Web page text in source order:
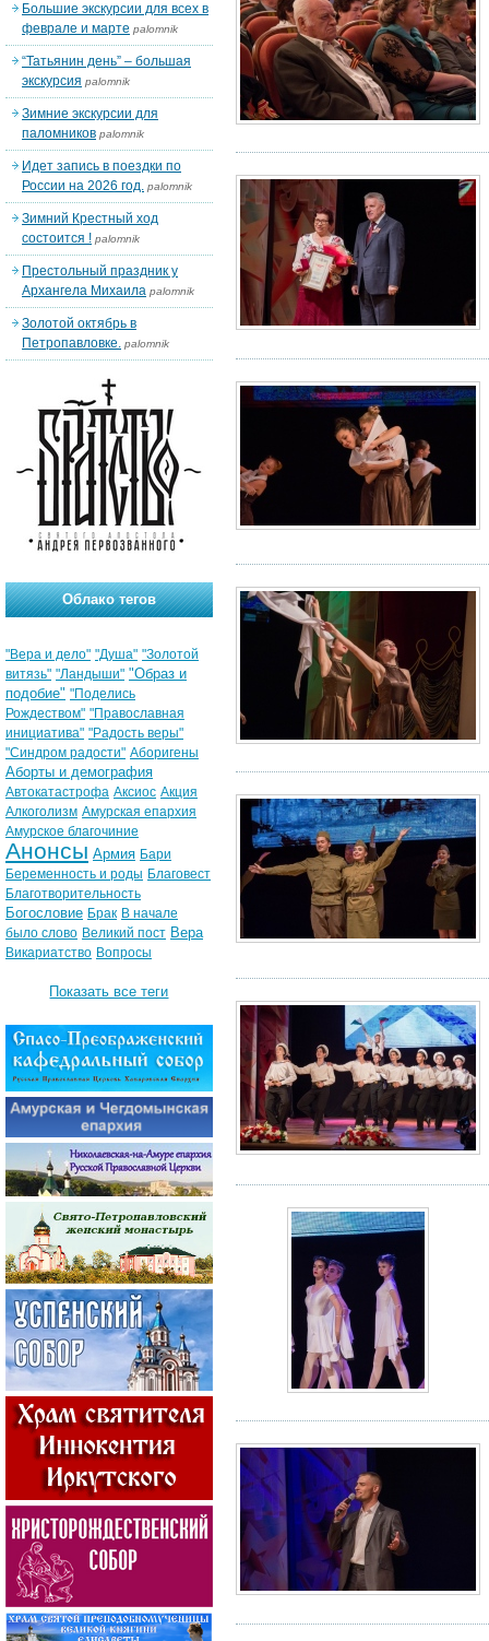
Большие экскурсии для всех в
феврале и марте palomnik
“Татьянин день” – большая
экскурсия palomnik
Зимние экскурсии для
паломников palomnik
Идет запись в поездки по
России на 2026 год. palomnik
Зимний Крестный ход
состоится ! palomnik
Престольный праздник у
Архангела Михаила palomnik
Золотой октябрь в
Петропавловке. palomnik
Облако тегов
"Вера и дело" "Душа" "Золотой
витязь" "Ландыши" "Образ и
подобие" "Поделись
Рождеством" "Православная
инициатива" "Радость веры"
"Синдром радости" Аборигены
Аборты и демография
Автокатастрофа Аксиос Акция
Алкоголизм Амурская епархия
Амурское благочиние
Анонсы Армия Бари
Беременность и роды Благовест
Благотворительность
Богословие Брак В начале
было слово Великий пост Вера
Викариатство Вопросы
Показать все теги